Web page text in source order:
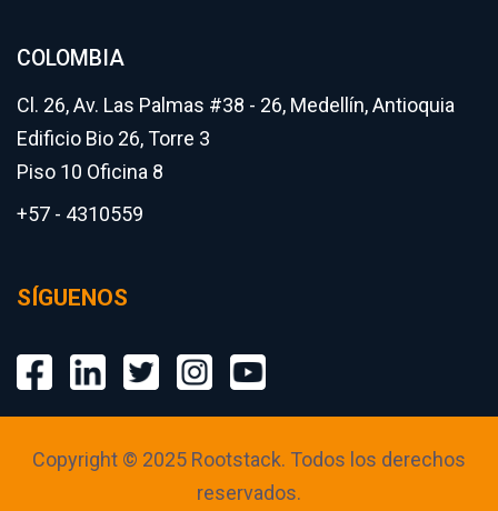
COLOMBIA
Cl. 26, Av. Las Palmas #38 - 26, Medellín, Antioquia
Edificio Bio 26, Torre 3
Piso 10 Oficina 8
+57 - 4310559
SÍGUENOS
Copyright © 2025 Rootstack. Todos los derechos
reservados.